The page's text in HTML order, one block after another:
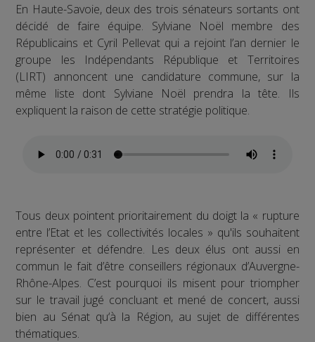
En Haute-Savoie, deux des trois sénateurs sortants ont
décidé de faire équipe. Sylviane Noël membre des
Républicains et Cyril Pellevat qui a rejoint l’an dernier le
groupe les Indépendants République et Territoires
(LIRT) annoncent une candidature commune, sur la
même liste dont Sylviane Noël prendra la tête. Ils
expliquent la raison de cette stratégie politique.
Tous deux pointent prioritairement du doigt la « rupture
entre l’Etat et les collectivités locales » qu'ils souhaitent
représenter et défendre. Les deux élus ont aussi en
commun le fait d’être conseillers régionaux d’Auvergne-
Rhône-Alpes. C’est pourquoi ils misent pour triompher
sur le travail jugé concluant et mené de concert, aussi
bien au Sénat qu‘à la Région, au sujet de différentes
thématiques.